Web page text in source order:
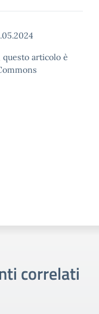
articolo è
correlati